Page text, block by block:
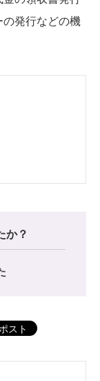
発行などの機
か？
スト